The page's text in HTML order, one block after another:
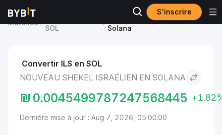
S’inscrire
Marchés
SOL
Nouveau shekel israélien to
Solana
Convertir ILS en SOL
NOUVEAU SHEKEL ISRAÉLIEN EN SOLANA
₪ 0.0045499787247568445
Dernière mise à jour : Aug 7, 2026, 05:00:00